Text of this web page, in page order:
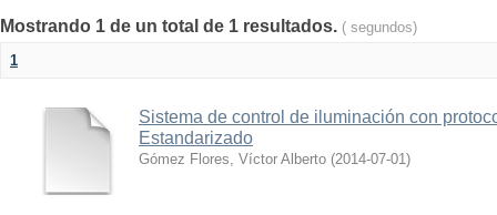
Mostrando 1 de un total de 1 resultados. ( segundos)
1
Sistema de control de iluminación con
Estandarizado
Gómez Flores, Víctor Alberto (2014-07-01)